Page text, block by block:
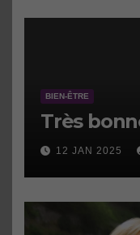
BIEN-ÊTRE
Très
12 JAN 2025